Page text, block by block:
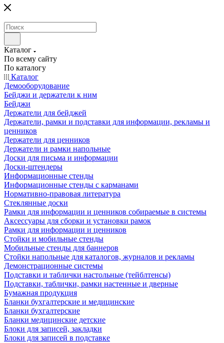
Каталог
По всему сайту
По каталогу
Каталог
Демооборудование
Бейджи и держатели к ним
Бейджи
Держатели для бейджей
Держатели, рамки и подставки для информации, рекламы и
ценников
Держатели для ценников
Держатели и рамки напольные
Доски для письма и информации
Доски-штендеры
Информационные стенды
Информационные стенды с карманами
Нормативно-правовая литература
Стеклянные доски
Рамки для информации и ценников собираемые в системы
Аксессуары для сборки и установки рамок
Рамки для информации и ценников
Стойки и мобильные стенды
Мобильные стенды для баннеров
Стойки напольные для каталогов, журналов и рекламы
Демонстрационные системы
Подставки и таблички настольные (тейблтенсы)
Подставки, таблички, рамки настенные и дверные
Бумажная продукция
Бланки бухгалтерские и медицинские
Бланки бухгалтерские
Бланки медицинские детские
Блоки для записей, закладки
Блоки для записей в подставке